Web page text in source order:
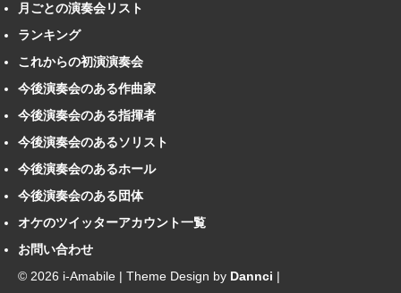
月ごとの演奏会リスト
ランキング
これからの初演演奏会
今後演奏会のある作曲家
今後演奏会のある指揮者
今後演奏会のあるソリスト
今後演奏会のあるホール
今後演奏会のある団体
オケのツイッターアカウント一覧
お問い合わせ
© 2026 i-Amabile | Theme Design by Dannci |